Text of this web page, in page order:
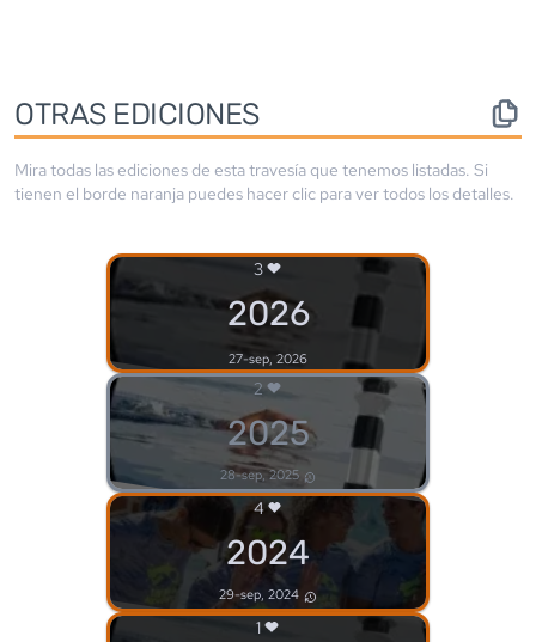
OTRAS EDICIONES
Mira todas las ediciones de esta travesía que tenemos listadas. Si
tienen el borde naranja puedes hacer clic para ver todos los detalles.
3
2026
27-sep, 2026
2
2025
28-sep, 2025
4
2024
29-sep, 2024
1